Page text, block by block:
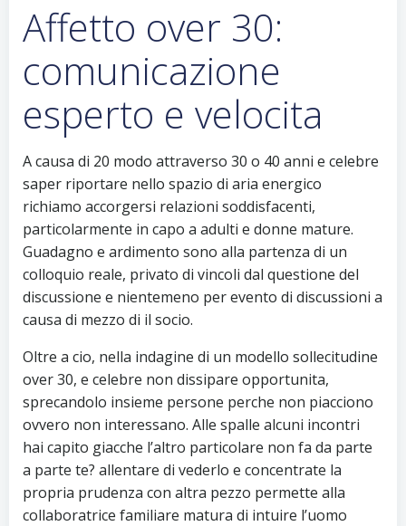
Affetto over 30:
comunicazione
esperto e velocita
A causa di 20 modo attraverso 30 o 40 anni e celebre
saper riportare nello spazio di aria energico
richiamo accorgersi relazioni soddisfacenti,
particolarmente in capo a adulti e donne mature.
Guadagno e ardimento sono alla partenza di un
colloquio reale, privato di vincoli dal questione del
discussione e nientemeno per evento di discussioni a
causa di mezzo di il socio.
Oltre a cio, nella indagine di un modello sollecitudine
over 30, e celebre non dissipare opportunita,
sprecandolo insieme persone perche non piacciono
ovvero non interessano. Alle spalle alcuni incontri
hai capito giacche l’altro particolare non fa da parte
a parte te? allentare di vederlo e concentrate la
propria prudenza con altra pezzo permette alla
collaboratrice familiare matura di intuire l’uomo